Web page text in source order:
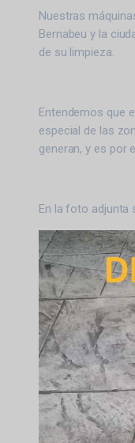
Nuestras
Bernabeu y la
de su limpieza.
Entendemos que
especial de las
generan, y es por
En la foto adjunta